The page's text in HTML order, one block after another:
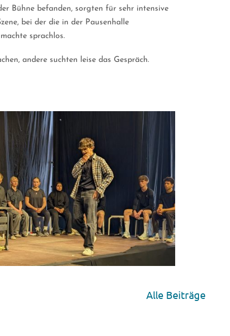
Bühne befanden, sorgten für sehr intensive
bei der die in der Pausenhalle
sprachlos.
andere suchten leise das Gespräch.
Alle Beiträge